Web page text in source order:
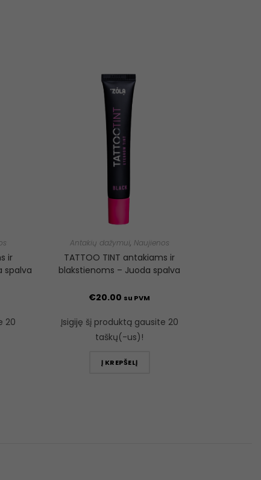
ir
spalva
20
Antakių dažymui, Naujienos
TATTOO TINT antakiams ir
blakstienoms – Juoda spalva
€20.00 su PVM
Įsigiję šį produktą gausite 20
taškų(-us)!
Į KREPŠELĮ